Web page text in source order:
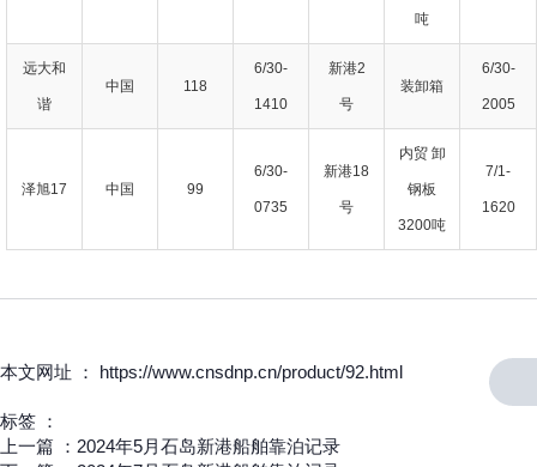
吨
远大和
谐
中国 118
6/30-
1410
新港2
号
装卸箱
6/30-
2005
泽旭17 中国 99
6/30-
0735
新港18
号
内贸 卸
钢板
3200吨
7/1-
1620
本文网址 ： https://www.cnsdnp.cn/product/92.html
标签 ：
上一篇 ： 2024年5月石岛新港船舶靠泊记录